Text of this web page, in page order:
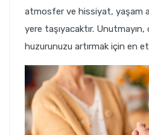
atmosfer ve hissiyat, yaşam
yere taşıyacaktır. Unutmayın,
huzurunuzu artırmak için en